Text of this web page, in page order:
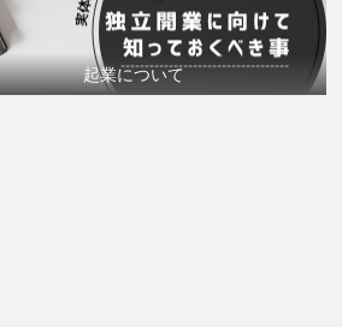
起業について